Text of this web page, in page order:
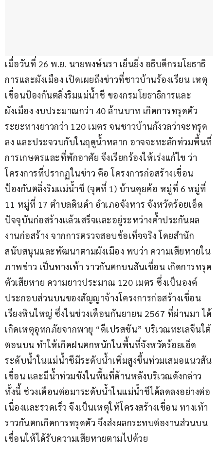
เมื่อวันที่ 26 พ.ย. นายพงษ์นรา เย็นยิ่ง อธิบดีกรมโยธาธิ
การและผังเมือง เปิดเผยถึงข่าวที่ชาวบ้านร้องเรียน เหตุ
เขื่อนป้องกันตลิ่งริมแม่น้ำชี ของกรมโยธาธิการและ
ผังเมือง งบประมาณกว่า 40 ล้านบาท เกิดการทรุดตัว
ระยะทางยาวกว่า 120 เมตร จนชาวบ้านกังวลว่าจะทรุด
ลง และประจวบกับในฤดูน้ำหลาก อาจจะทะลักท่วมพื้นที่
การเกษตรและที่พักอาศัย จึงเรียกร้องให้เร่งแก้ไข ว่า
โครงการที่ปรากฏในข่าว คือ โครงการก่อสร้างเขื่อน
ป้องกันตลิ่งริมแม่น้ำชี (จุดที่ 1) บ้านคุยค้อ หมู่ที่ 6 หมู่ที่
11 หมู่ที่ 17 ตำบลดินดำ อำเภอจังหาร จังหวัดร้อยเอ็ด
ปัจจุบันก่อสร้างแล้วเสร็จและอยู่ระหว่างค้ำประกันผล
งานก่อสร้าง จากการตรวจสอบข้อเท็จจริง โดยสำนัก
สนับสนุนและพัฒนาตามผังเมือง พบว่า ความเสียหายใน
ภาพข่าว เป็นทางเท้า ราวกันตกบนสันเขื่อน เกิดการทรุด
ตัวเสียหาย ความยาวประมาณ 120 เมตร ซึ่งเป็นองค์
ประกอบส่วนบนของสัญญาจ้างโครงการก่อสร้างเขื่อน
เรียงหินใหญ่ ซึ่งในช่วงเดือนกันยายน 2567 ที่ผ่านมา ได้
เกิดเหตุอุทกภัยจากพายุ “ดีเปรสชัน” บริเวณทะเลจีนใต้
ตอนบน ทำให้เกิดฝนตกหนักในพื้นที่จังหวัดร้อยเอ็ด
ระดับน้ำในแม่น้ำชีมีระดับน้ำเพิ่มสูงขึ้นท่วมเสมอแนวสัน
เขื่อน และมีน้ำท่วมขังในพื้นที่ด้านหลังบริเวณดังกล่าว
ทั้งนี้ ช่วงเดือนต่อมาระดับน้ำในแม่น้ำชีได้ลดลงอย่างต่อ
เนื่องและรวดเร็ว จึงเป็นเหตุให้โครงสร้างเขื่อน ทางเท้า
ราวกันตกเกิดการทรุดตัว จึงส่งผลกระทบต่องานส่วนบน
เขื่อนให้ได้รับความเสียหายตามไปด้วย